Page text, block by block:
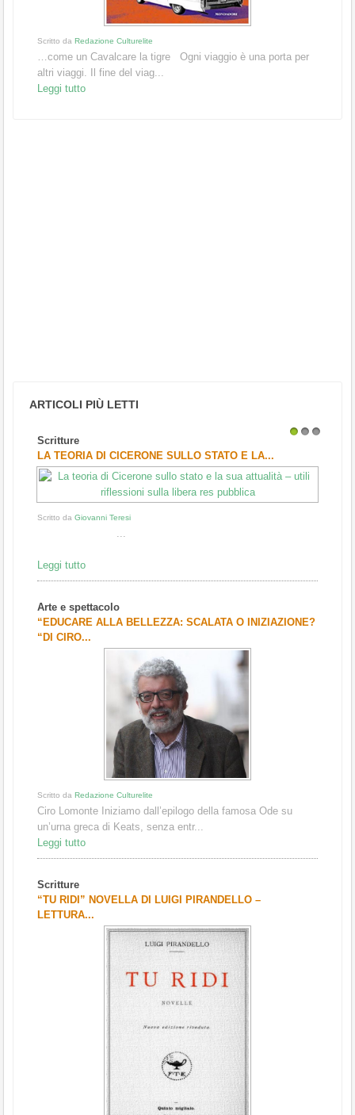
Scritto da Redazione Culturelite
…come un Cavalcare la tigre Ogni viaggio è una porta per
altri viaggi. Il fine del viag...
Leggi tutto
ARTICOLI PIÙ LETTI
Scritture
LA TEORIA DI CICERONE SULLO STATO E LA...
Scritto da Giovanni Teresi
...
Leggi tutto
Arte e spettacolo
“EDUCARE ALLA BELLEZZA: SCALATA O INIZIAZIONE?
“DI CIRO...
Scritto da Redazione Culturelite
Ciro Lomonte Iniziamo dall’epilogo della famosa Ode su
un’urna greca di Keats, senza entr...
Leggi tutto
Scritture
“TU RIDI” NOVELLA DI LUIGI PIRANDELLO –
LETTURA...